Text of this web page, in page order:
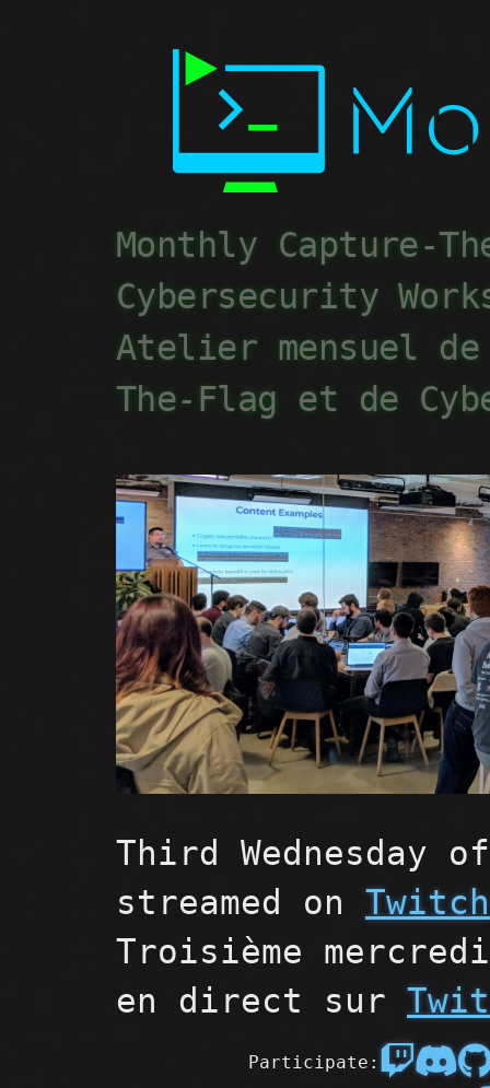
Monthly Capture-
Cybersecurity
Atelier mensuel
The-Flag et de
Third Wednesday
streamed onTwitch
Troisième
en direct sur
Participate: